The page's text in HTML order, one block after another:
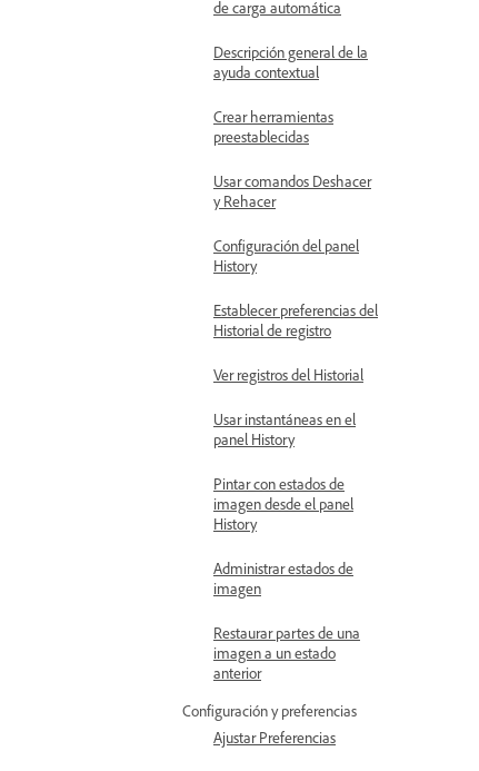
de carga automática
Descripción general de la
ayuda contextual
Crear herramientas
preestablecidas
Usar comandos Deshacer
y Rehacer
Configuración del panel
History
Establecer preferencias del
Historial de registro
Ver registros del Historial
Usar instantáneas en el
panel History
Pintar con estados de
imagen desde el panel
History
Administrar estados de
imagen
Restaurar partes de una
imagen a un estado
anterior
Configuración y preferencias
Ajustar Preferencias